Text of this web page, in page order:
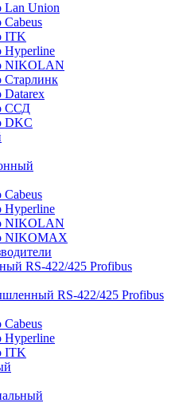
Lan Union
Cabeus
ITK
Hyperline
NIKOLAN
Старлинк
Datarex
ССД
DKC
Cabeus
Hyperline
NIKOLAN
NIKOMAX
RS-422/425 Profibus
RS-422/425 Profibus
Cabeus
Hyperline
ITK